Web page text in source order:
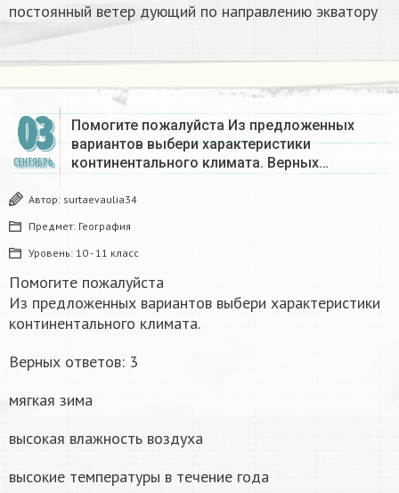
постоянный ветер дующий по направлению экватору ​
03
СЕНТЯБРЬ
Помогите пожалуйста Из предложенных
вариантов выбери характеристики
континентального климата. Верных…
Автор: surtaevaulia34
Предмет: География
Уровень: 10 - 11 класс
Помогите пожалуйста
Из предложенных вариантов выбери характеристики
континентального климата.
Верных ответов: 3
мягкая зима
высокая влажность воздуха
высокие температуры в течение года